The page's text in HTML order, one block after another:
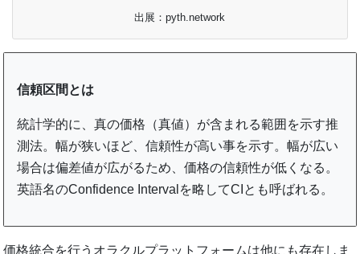
出展：pyth.network
信頼区間とは
統計学的に、真の価格（真値）が含まれる範囲を示す推
測法。幅が狭いほど、信頼性が高い事を示す。幅が広い
場合は偏差値が広がるため、価格の信頼性が低くなる。
英語名のConfidence Intervalを略してCIとも呼ばれる。
価格統合を行うオラクルプラットフォームは他にも存在しま